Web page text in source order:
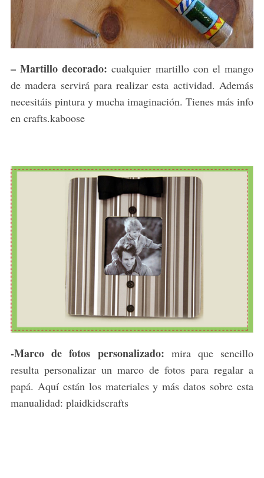
– Martillo decorado: cualquier martillo con el mango
de madera servirá para realizar esta actividad. Además
necesitáis pintura y mucha imaginación. Tienes más info
en crafts.kaboose
-Marco de fotos personalizado: mira que sencillo
resulta personalizar un marco de fotos para regalar a
papá. Aquí están los materiales y más datos sobre esta
manualidad: plaidkidscrafts